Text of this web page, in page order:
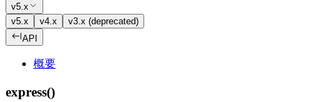
v5.x
v5.x
v4.x
v3.x (deprecated)
API
概要
express()